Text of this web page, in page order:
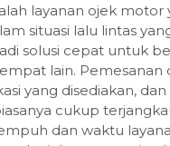
layanan ojek motor
situasi lalu lintas
solusi cepat untuk
lain. Pemesanan
yang disediakan,
cukup
dan waktu